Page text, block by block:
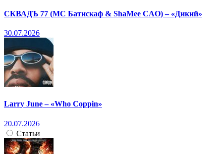
СКВАДЪ 77 (МС Батискаф & ShaMee CAO) – «Дикий»
30.07.2026
Larry June – «Who Coppin»
20.07.2026
Статьи